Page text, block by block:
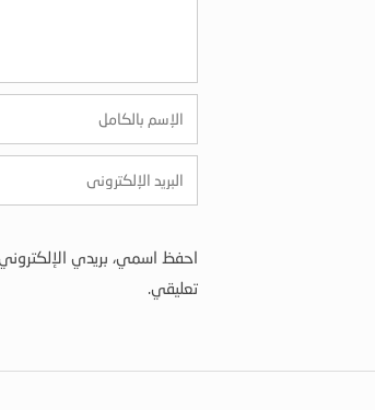
احفظ اسمي، بريدي
تعليقي.